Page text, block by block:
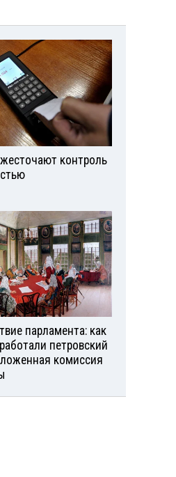
контроль
парламента: как
петровский
комиссия